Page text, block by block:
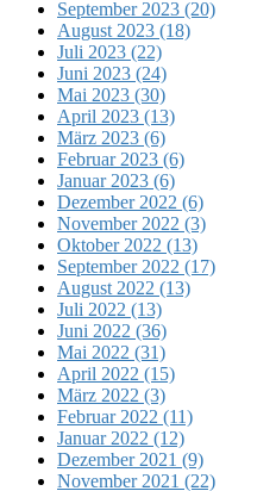
September 2023 (20)
August 2023 (18)
Juli 2023 (22)
Juni 2023 (24)
Mai 2023 (30)
April 2023 (13)
März 2023 (6)
Februar 2023 (6)
Januar 2023 (6)
Dezember 2022 (6)
November 2022 (3)
Oktober 2022 (13)
September 2022 (17)
August 2022 (13)
Juli 2022 (13)
Juni 2022 (36)
Mai 2022 (31)
April 2022 (15)
März 2022 (3)
Februar 2022 (11)
Januar 2022 (12)
Dezember 2021 (9)
November 2021 (22)